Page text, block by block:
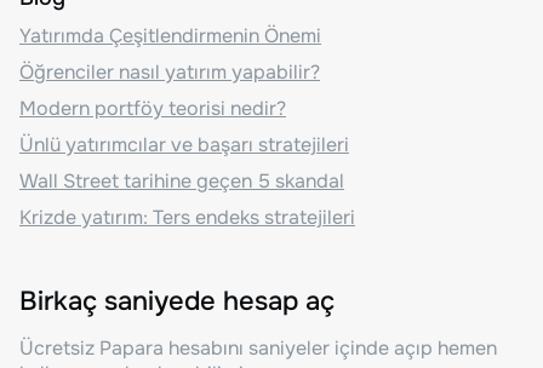
Yatırımda Çeşitlendirmenin Önemi
Öğrenciler nasıl yatırım yapabilir?
Modern portföy teorisi nedir?
Ünlü yatırımcılar ve başarı stratejileri
Wall Street tarihine geçen 5 skandal
Krizde yatırım: Ters endeks stratejileri
Birkaç saniyede hesap aç
Ücretsiz Papara hesabını saniyeler içinde açıp hemen